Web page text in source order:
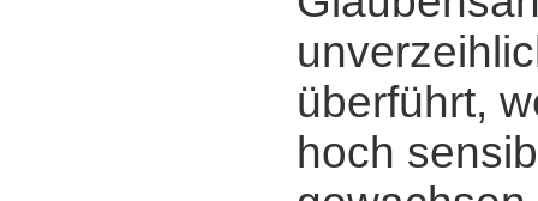
überführt,
hoch